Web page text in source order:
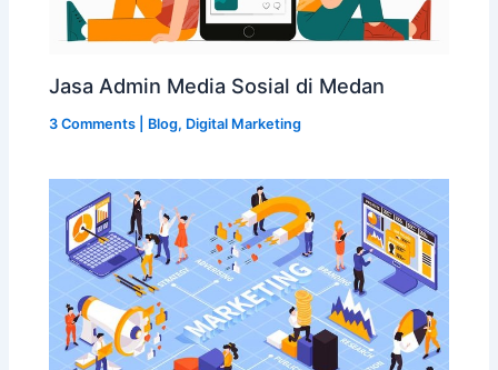
Jasa Admin Media Sosial di Medan
3 Comments Blog, Digital Marketing